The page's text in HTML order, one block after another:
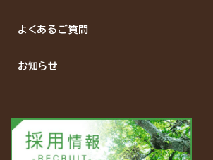
よくあるご質問
お知らせ